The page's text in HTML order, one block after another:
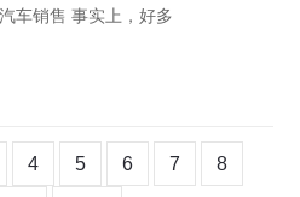
车销售 事实上，好多
4 5 6 7 8